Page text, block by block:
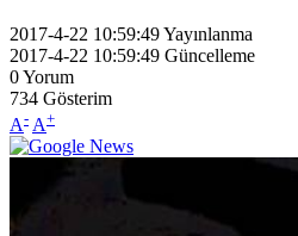
2017-4-22 10:59:49Yayınlanma
2017-4-22 10:59:49 Güncelleme
0Yorum
734 Gösterim
A- A+